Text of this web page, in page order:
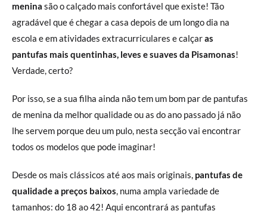
menina são o calçado mais confortável que existe! Tão
agradável que é chegar a casa depois de um longo dia na
escola e em atividades extracurriculares e calçaras
pantufas mais quentinhas, leves e suaves da Pisamonas!
Verdade, certo?
Por isso, se a sua filha ainda não tem um bom par de pantufas
de menina da melhor qualidade ou as do ano passado já não
lhe servem porque deu um pulo, nesta secção vai encontrar
todos os modelos que pode imaginar!
Desde os mais clássicos até aos mais originais, pantufas de
qualidade a preços baixos, numa ampla variedade de
tamanhos: do 18 ao 42! Aqui encontrará as pantufas